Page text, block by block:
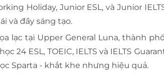
Holiday, Junior ESL, và Junior
và đầy sáng tạo.
lạc tại Upper General Luna, thành
24 ESL, TOEIC, IELTS và IELTS
Sparta - khắt khe nhưng hiệu quả.